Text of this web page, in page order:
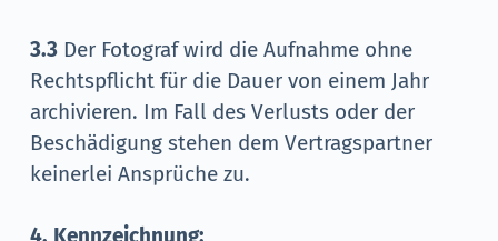
3.3Der Fotograf wird die Aufnahme ohne
Rechtspflicht für die Dauer von einem Jahr
archivieren. Im Fall des Verlusts oder der
Beschädigung stehen dem Vertragspartner
keinerlei Ansprüche zu.